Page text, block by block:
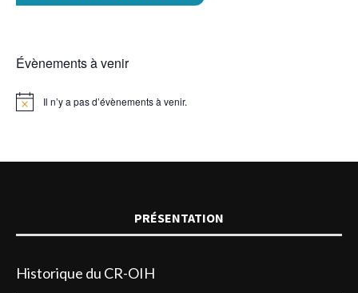
Évènements à venir
Notice Il n’y a pas d’évènements à venir.
PRÉSENTATION
Historique du CR-OIH